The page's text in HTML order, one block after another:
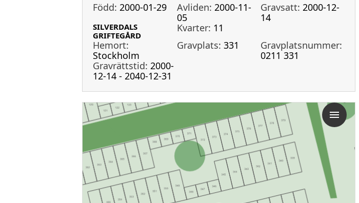
Född: 2000-01-29 Avliden: 2000-11-
05
Gravsatt: 2000-12-
14
SILVERDALS
GRIFTEGÅRD
Kvarter: 11
Hemort:
Stockholm
Gravplats: 331
Gravplatsnummer:
0211 331
Gravrättstid: 2000-
12-14 - 2040-12-31